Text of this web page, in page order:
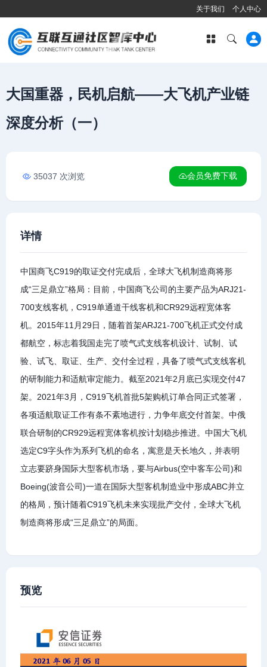
关于我们 个人中心
大国重器，民机启航——大飞机产业链
深度分析（一）
35037 次浏览 会员免费下载
详情
中国商飞C919的取证交付完成后，全球大飞机制造商将形
成“三足鼎立”格局：目前，中国商飞公司的主要产品为ARJ21-
700支线客机，C919单通道干线客机和CR929远程宽体客
机。2015年11月29日，随着首架ARJ21-700飞机正式交付成
都航空，标志着我国走完了喷气式支线客机设计、试制、试
验、试飞、取证、生产、交付全过程，具备了喷气式支线客机
的研制能力和适航审定能力。截至2021年2月底已实现交付47
架。2021年3月，C919飞机首批5架购机订单合同正式签署，
各项适航取证工作有条不紊地进行，力争年底交付首架。中俄
联合研制的CR929远程宽体客机按计划稳步推进。中国大飞机
选定C9字头作为系列飞机的命名，寓意是天长地久，并表明
立志要跻身国际大型客机市场，要与Airbus(空中客车公司)和
Boeing(波音公司)一道在国际大型客机制造业中形成ABC并立
的格局，预计随着C919飞机未来实现批产交付，全球大飞机
制造商将形成“三足鼎立”的局面。
预览